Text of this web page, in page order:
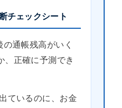
チェックシート
の通帳残高がいく
、正確に予測でき
ているのに、お金